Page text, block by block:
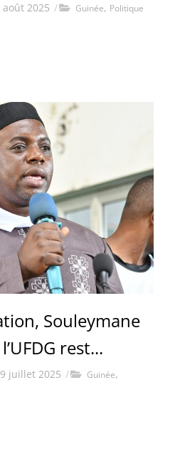
août 2025 / Guinée, Politique
Souleymane
rest...
juillet 2025 / Guinée,